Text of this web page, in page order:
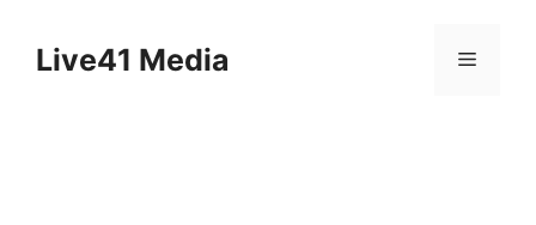
contentLive41 Media Menu